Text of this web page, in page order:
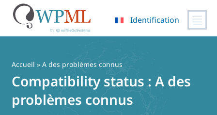
contenu
Identification
Accueil » A des problèmes connus
Compatibility status : A des
problèmes connus